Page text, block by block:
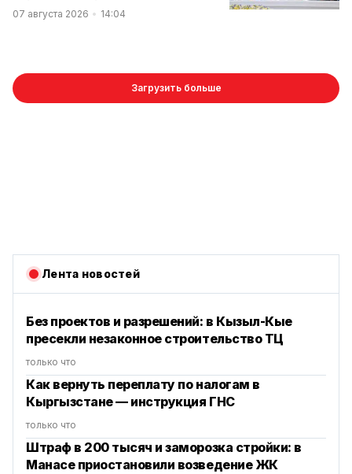
07 августа 2026 14:04
Загрузить больше
Лента новостей
Без проектов и разрешений: в Кызыл-Кые
пресекли незаконное строительство ТЦ
только что
Как вернуть переплату по налогам в
Кыргызстане — инструкция ГНС
только что
Штраф в 200 тысяч и заморозка стройки: в
Манасе приостановили возведение ЖК